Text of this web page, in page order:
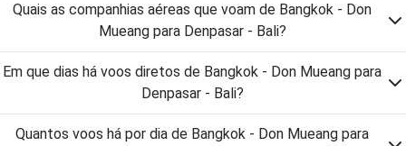
Quais as companhias aéreas que voam de Bangkok - Don
Mueang para Denpasar - Bali?
Em que dias há voos diretos de Bangkok - Don Mueang para
Denpasar - Bali?
Quantos voos há por dia de Bangkok - Don Mueang para